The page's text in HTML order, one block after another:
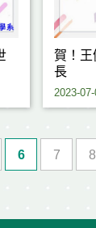
賀！王
長
2023-
6 7 8